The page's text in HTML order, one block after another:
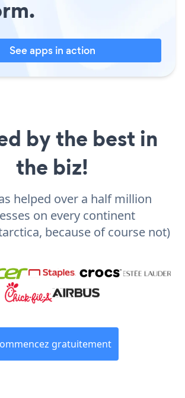
See apps in action
by the best in
the biz!
helped over a half million
on every continent
because of course not)
gratuitement